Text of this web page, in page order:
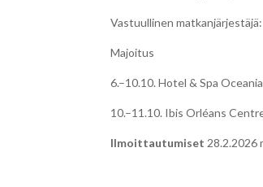
Vastuullinen
Majoitus
6.–10.10. Hotel & Spa
10.–11.10. Ibis Orléans
Ilmoittautumiset 28.2.2026